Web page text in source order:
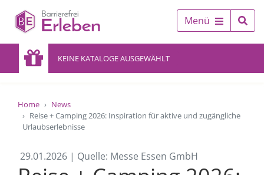
Menü
KEINE KATALOGE AUSGEWÄHLT
Home
News
Reise + Camping 2026: Inspiration für aktive und zugängliche
Urlaubserlebnisse
29.01.2026 | Quelle: Messe Essen GmbH